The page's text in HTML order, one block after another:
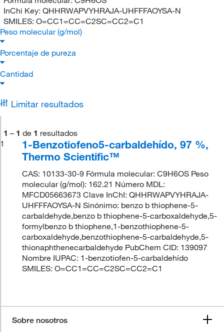
InChi Key: QHHRWAPVYHRAJA-UHFFFAOYSA-N
SMILES: O=CC1=CC=C2SC=CC2=C1
Peso molecular (g/mol)
Porcentaje de pureza
Cantidad
Limitar resultados
1 – 1 de 1 resultados
1
1-Benzotiofeno5-carbaldehído, 97 %,
Thermo Scientific™
CAS: 10133-30-9 Fórmula molecular: C9H6OS Peso
molecular (g/mol): 162.21 Número MDL:
MFCD05663673 Clave InChI: QHHRWAPVYHRAJA-
UHFFFAOYSA-N Sinónimo: benzo b thiophene-5-
carbaldehyde,benzo b thiophene-5-carboxaldehyde,5-
formylbenzo b thiophene,1-benzothiophene-5-
carboxaldehyde,benzothiophene-5-carbaldehyde,5-
thionaphthenecarbaldehyde PubChem CID: 139097
Nombre IUPAC: 1-benzotiofen-5-carbaldehído
SMILES: O=CC1=CC=C2SC=CC2=C1
Sobre nosotros